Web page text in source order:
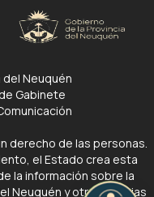
del Neuquén
Gabinete
derecho de las personas.
el Estado crea esta
la información sobre la
Neuquén y otras noticias